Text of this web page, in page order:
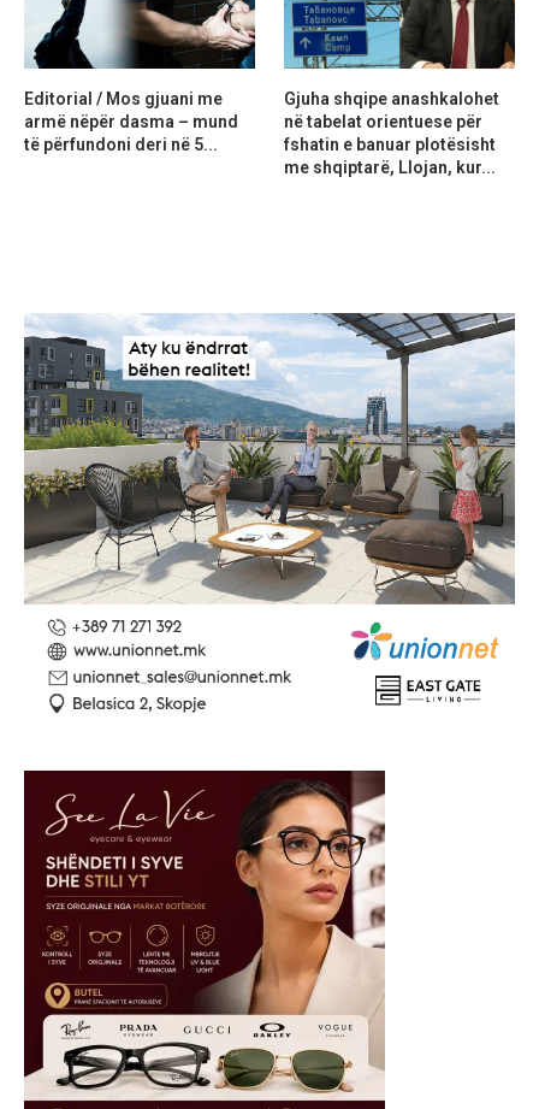
Editorial / Mos gjuani me
armë nëpër dasma – mund
të përfundoni deri në 5...
Gjuha shqipe anashkalohet
në tabelat orientuese për
fshatin e banuar plotësisht
me shqiptarë, Llojan, kur...